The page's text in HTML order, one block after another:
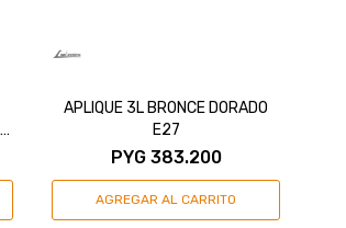
APLIQUE 3L BRONCE DORADO
E27
PYG 383.200